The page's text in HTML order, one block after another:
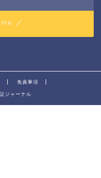
／
免責事項
ジャーナル